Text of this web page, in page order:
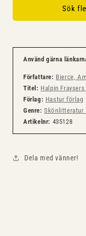
Sök
Använd gärna
Författare: Bierce,
Titel: Halpin
Förlag: Hastur förlag
Genre: Skönlitteratur
Artikelnr: 435128
Dela med vänner!